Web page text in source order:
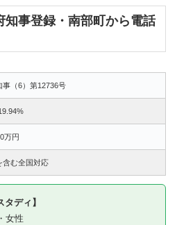
事登録・南部町から電話
事（6）第12736号
万円
含む全国対応
ディ】
女性